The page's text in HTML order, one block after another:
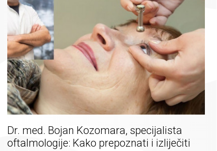
Dr. med. Bojan Kozomara, specijalista
oftalmologije: Kako prepoznati i izliječiti